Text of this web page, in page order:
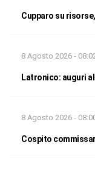
Cupparo su
8 Agosto 2026 -
Latronico: auguri
8 Agosto 2026 -
Cospito